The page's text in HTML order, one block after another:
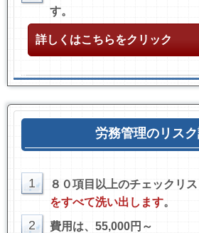
す。
詳しくはこちらをクリック
労務管理のリス
1 ８０項目以上のチェックリ
をすべて洗い出します。
2 費用は、55,000円～